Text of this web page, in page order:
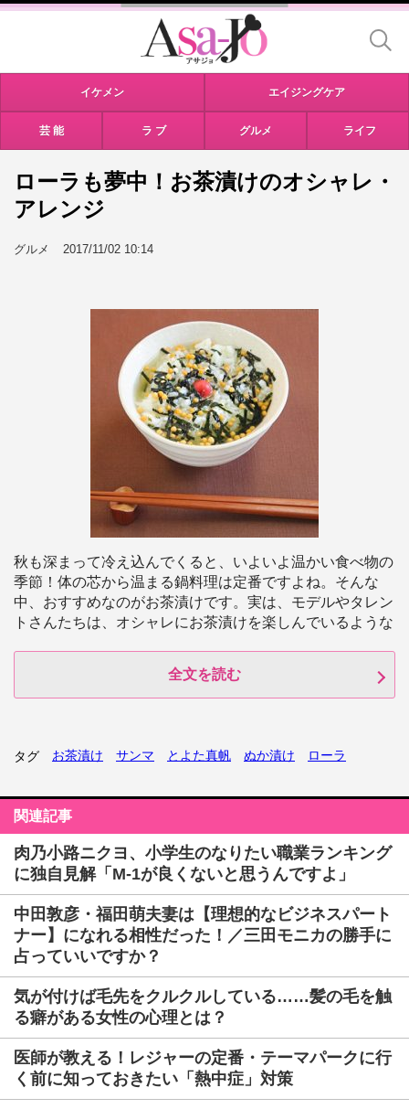
イケメン エイジングケア
芸 能 ラ ブ グルメ ライフ
ローラも夢中！お茶漬けのオシャレ・
アレンジ
グルメ 2017/11/02 10:14
秋も深まって冷え込んでくると、いよいよ温かい食べ物の
季節！体の芯から温まる鍋料理は定番ですよね。そんな
中、おすすめなのがお茶漬けです。実は、モデルやタレン
トさんたちは、オシャレにお茶漬けを楽しんでいるような
全文を読む
タグ お茶漬け サンマ とよた真帆 ぬか漬け ローラ
関連記事
肉乃小路ニクヨ、小学生のなりたい職業ランキング
に独自見解「M-1が良くないと思うんですよ」
中田敦彦・福田萌夫妻は【理想的なビジネスパート
ナー】になれる相性だった！／三田モニカの勝手に
占っていいですか？
気が付けば毛先をクルクルしている……髪の毛を触
る癖がある女性の心理とは？
医師が教える！レジャーの定番・テーマパークに行
く前に知っておきたい「熱中症」対策